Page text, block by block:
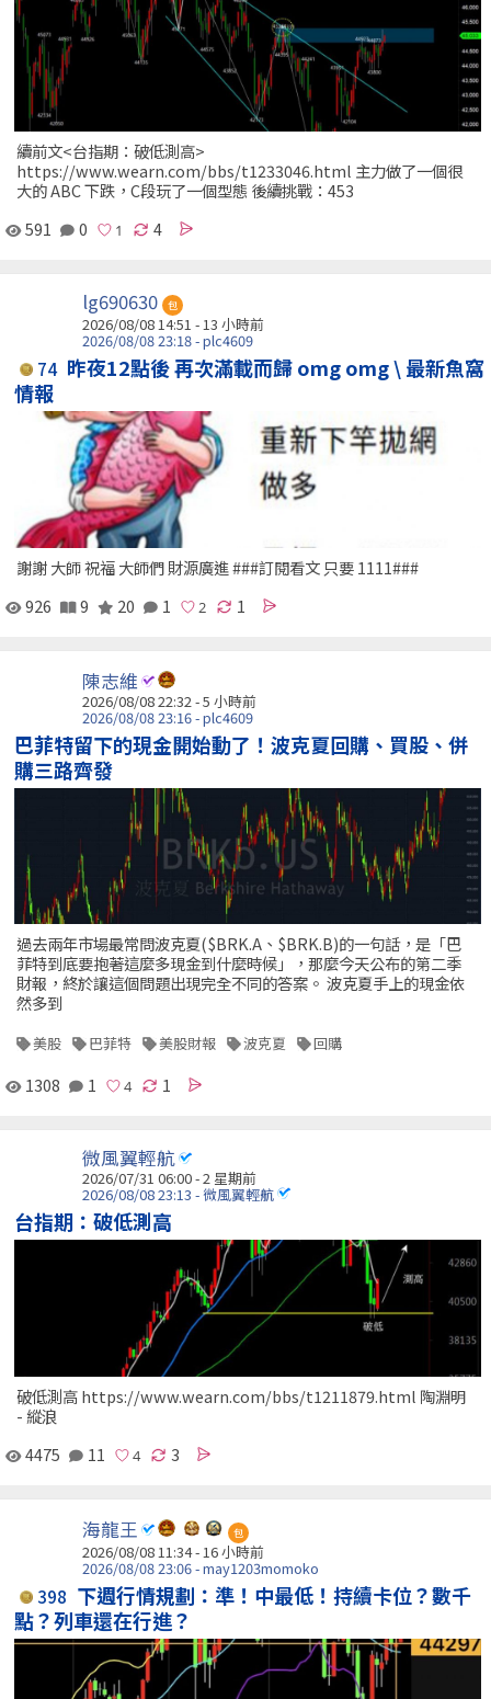
續前文<台指期：破低測高>
https://www.wearn.com/bbs/t1233046.html 主力做了一個很
大的 ABC 下跌，C段玩了一個型態 後續挑戰：453
591
0 4
lg690630 包
2026/08/08 14:51 -13 小時前
2026/08/08 23:18 - plc4609
74 昨夜12點後 再次滿載而歸 omg omg \ 最新魚窩
情報
謝謝 大師 祝福 大師們 財源廣進 ###訂閱看文 只要 1111###
926
9 20 1 1
陳志維
2026/08/08 22:32 -5 小時前
2026/08/08 23:16 - plc4609
巴菲特留下的現金開始動了！波克夏回購、買股、併
購三路齊發
過去兩年市場最常問波克夏($BRK.A、$BRK.B)的一句話，是「巴
菲特到底要抱著這麼多現金到什麼時候」，那麼今天公布的第二季
財報，終於讓這個問題出現完全不同的答案。 波克夏手上的現金依
然多到
美股 巴菲特 美股財報 波克夏 回購
1308 1 1
微風翼輕航
2026/07/31 06:00 - 2 星期前
2026/08/08 23:13 - 微風翼輕航
台指期：破低測高
破低測高 https://www.wearn.com/bbs/t1211879.html 陶淵明
- 縱浪
4475
11 3
海龍王 包
2026/08/08 11:34 - 16 小時前
2026/08/08 23:06 - may1203momoko
398 下週行情規劃：準！中最低！持續卡位？數千
點？列車還在行進？